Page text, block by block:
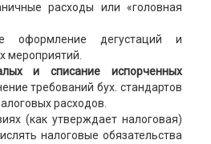
расходы или «головная
оформление дегустаций и
мероприятий.
и списание испорченных
требований бух. стандартов
расходов.
(как утверждает налоговая)
налоговые обязательства